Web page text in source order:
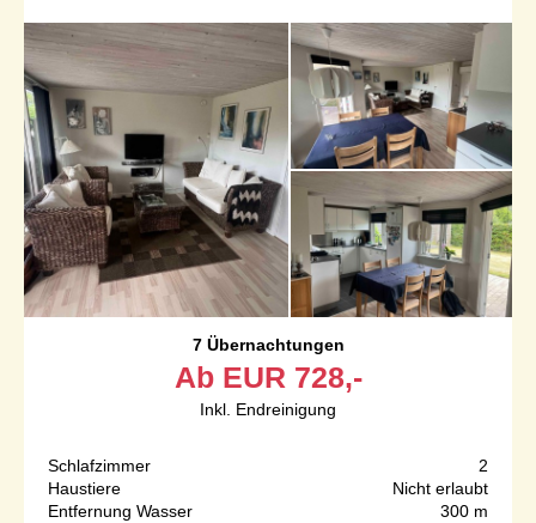
7 Übernachtungen
Ab EUR 728,-
Inkl. Endreinigung
Schlafzimmer
2
Haustiere
Nicht erlaubt
Entfernung Wasser
300 m